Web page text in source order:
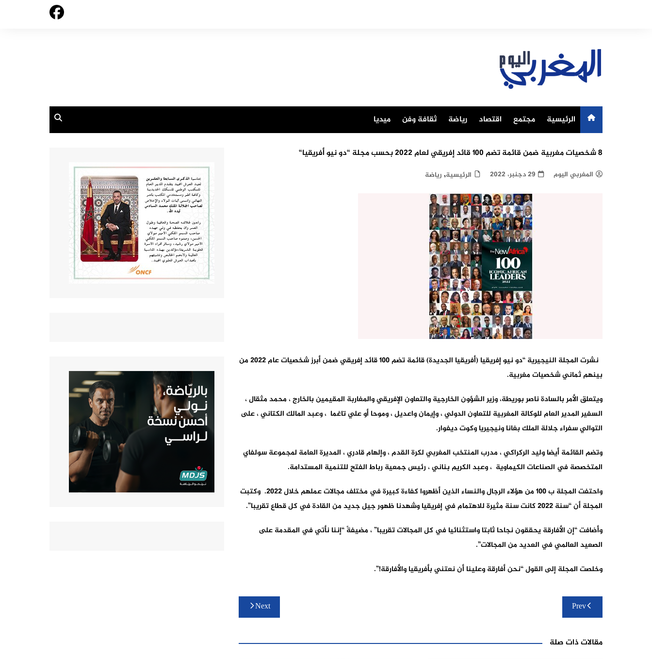
الرئيسية مجتمع اقتصاد رياضة ثقافة وفن ميديا
8 شخصيات مغربية ضمن قائمة تضم 100 قائد إفريقي لعام 2022 بحسب مجلة “دو نيو أفريقيا“
المغربي اليوم 29 دجنبر، 2022 الرئيسية, رياضة
نشرت المجلة النيجيرية “دو نيو إفريقيا (أفريقيا الجديدة) قائمة تضم 100 قائد إفريقي ضمن أبرز شخصيات عام 2022 من
بينهم ثماني شخصيات مغربية.
ويتعلق الأمر بالسادة ناصر بوريطة، وزير الشؤون الخارجية والتعاون الإفريقي والمغاربة المقيمين بالخارج ، محمد مثقال ،
السفير المدير العام للوكالة المغربية للتعاون الدولي ، وإيمان واعديل ، وموحا أو علي تاغما ، وعبد المالك الكتاني ، على
التوالي سفراء جلالة الملك بغانا ونيجيريا وكوت ديفوار.
وتضم القائمة أيضا وليد الركراكي ، مدرب المنتخب المغربي لكرة القدم ، وإلهام قادري ، المديرة العامة لمجموعة سولفاي
المتخصصة في الصناعات الكيماوية ، وعبد الكريم بناني ، رئيس جمعية رباط الفتح للتنمية المستدامة.
واحتفت المجلة ب 100 من هؤلاء الرجال والنساء الذين أظهروا كفاءة كبيرة في مختلف مجالات عملهم خلال 2022. وكتبت
المجلة أن “سنة 2022 كانت سنة مثيرة للاهتمام في إفريقيا وشهدنا ظهور جيل جديد من القادة في كل قطاع تقريبا”.
وأضافت “إن الأفارقة يحققون نجاحا ثابتا واستثنائيا في كل المجالات تقريبا” ، مضيفةً “إننا نأتي في المقدمة على
الصعيد العالمي في العديد من المجالات”.
وخلصت المجلة إلى القول “نحن أفارقة وعلينا أن نعتني بأفريقيا والأفارقة!”.
تصفّح
المقالات
Prev
Next
مقالات ذات صلة